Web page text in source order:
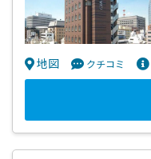
地図 クチコミ